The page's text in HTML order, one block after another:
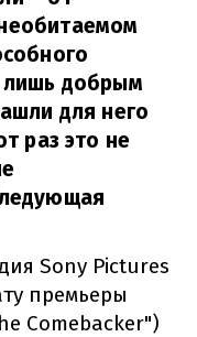
лишь добрым
для него
раз это не
Sony Pictures
премьеры
Comebacker")